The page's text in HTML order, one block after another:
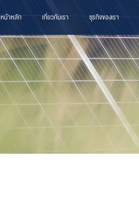
หน้าหลัก เกี่ยวกับเรา ธุรกิจของเรา